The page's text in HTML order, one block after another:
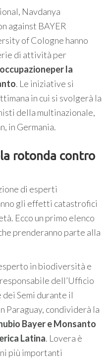
Navdanya
against BAYER
of Cologne hanno
di attività per
la
. Le iniziative si
in cui si svolgerà la
della multinazionale,
in Germania.
rotonda contro
di esperti
gli effetti catastrofici
Ecco un primo elenco
prenderanno parte alla
in biodiversità e
dell’Ufficio
Semi durante il
Paraguay, condividerà la
Bayer e Monsanto
Latina. Lovera è
più importanti